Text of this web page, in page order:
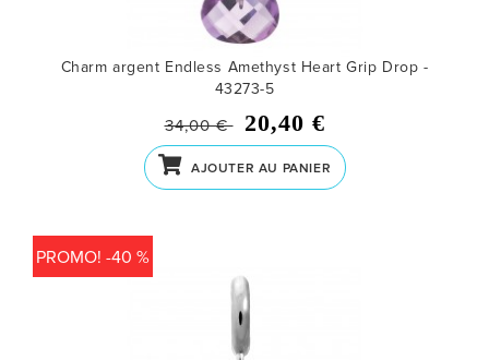
Charm argent Endless Amethyst Heart Grip Drop -
43273-5
34,00 € 20,40 €
AJOUTER AU PANIER
PROMO! -40 %